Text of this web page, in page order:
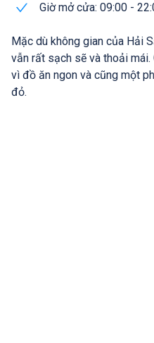
Giờ mở cửa: 09:00 -
Mặc dù không gian của Hải
vẫn rất sạch sẽ và thoải
vì đồ ăn ngon và cũng một
đỏ.